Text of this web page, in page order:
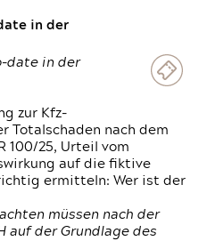
in der
date in der
zur Kfz-
Totalschaden nach dem
100/25, Urteil vom
auf die fiktive
ermitteln: Wer ist der
müssen nach der
auf der Grundlage des